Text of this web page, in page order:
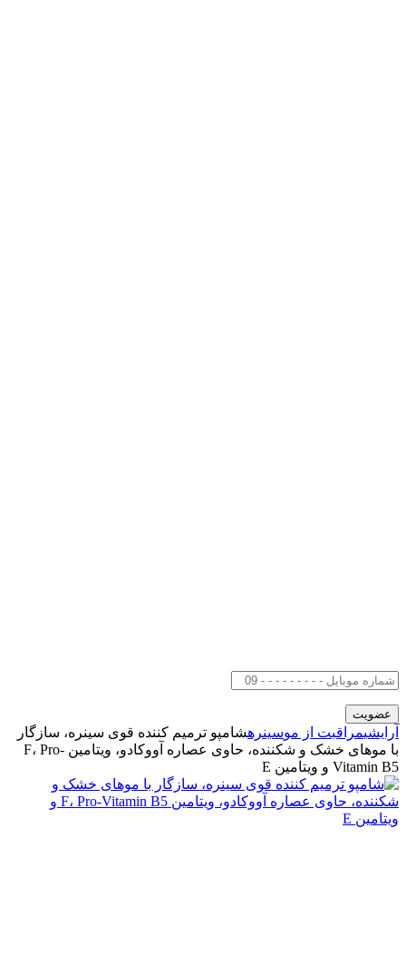
آرایشیمراقبت از موسینرهشامپو ترمیم کننده قوی سینره، سازگار
با موهای خشک و شکننده، حاوی عصاره آووکادو، ویتامین F، Pro-
Vitamin B5 و ویتامین E